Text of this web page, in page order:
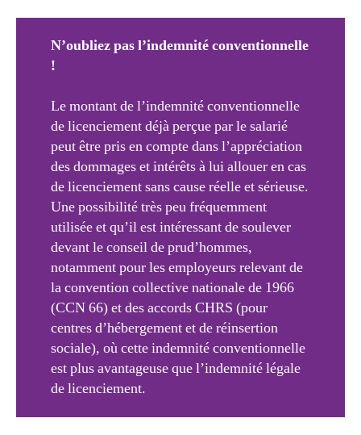
N’oubliez pas l’indemnité conventionnelle
!
Le montant de l’indemnité conventionnelle
de licenciement déjà perçue par le salarié
peut être pris en compte dans l’appréciation
des dommages et intérêts à lui allouer en cas
de licenciement sans cause réelle et sérieuse.
Une possibilité très peu fréquemment
utilisée et qu’il est intéressant de soulever
devant le conseil de prud’hommes,
notamment pour les employeurs relevant de
la convention collective nationale de 1966
(CCN 66) et des accords CHRS (pour
centres d’hébergement et de réinsertion
sociale), où cette indemnité conventionnelle
est plus avantageuse que l’indemnité légale
de licenciement.